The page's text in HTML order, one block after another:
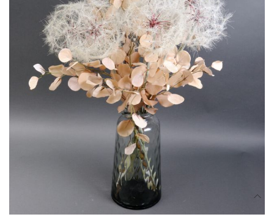
см 80см
5 380 грн